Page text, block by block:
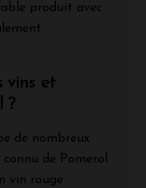
produit avec
vins et
?
de nombreux
de Pomerol
vin rouge